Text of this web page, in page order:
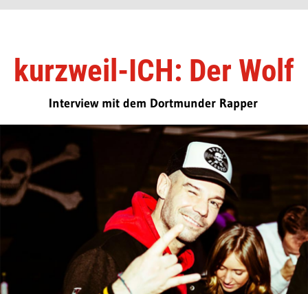
kurzweil-ICH: Der Wolf
Interview mit dem Dortmunder Rapper